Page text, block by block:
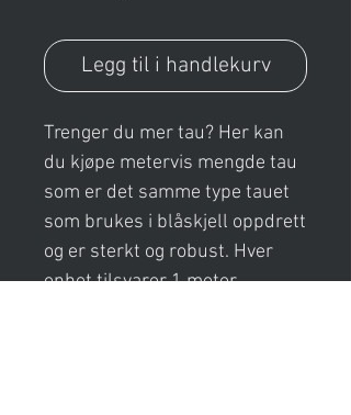
Legg til i handlekurv
Trenger du mer tau? Her kan
du kjøpe metervis mengde tau
som er det samme type tauet
som brukes i blåskjell oppdrett
og er sterkt og robust. Hver
enhet tilsvarer 1 meter.